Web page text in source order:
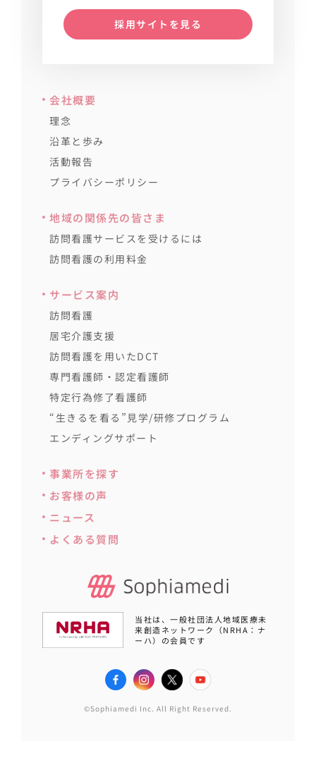
採用サイトを見る
会社概要
理念
沿革と歩み
活動報告
プライバシーポリシー
地域の関係先の皆さま
訪問看護サービスを受けるには
訪問看護の利用料金
サービス案内
訪問看護
居宅介護支援
訪問看護を用いたDCT
専門看護師・認定看護師
特定行為修了看護師
“生きるを看る”見学/研修プログラム
エンディングサポート
事業所を探す
お客様の声
ニュース
よくある質問
当社は、一般社団法人地域医療未
来創造ネットワーク（NRHA：ナ
ーハ）の会員です
©Sophiamedi Inc. All Right Reserved.